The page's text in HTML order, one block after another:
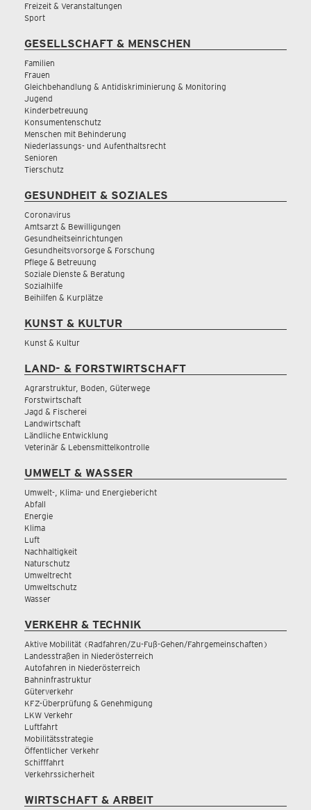
Freizeit & Veranstaltungen
Sport
GESELLSCHAFT & MENSCHEN
Familien
Frauen
Gleichbehandlung & Antidiskriminierung & Monitoring
Jugend
Kinderbetreuung
Konsumentenschutz
Menschen mit Behinderung
Niederlassungs- und Aufenthaltsrecht
Senioren
Tierschutz
GESUNDHEIT & SOZIALES
Coronavirus
Amtsarzt & Bewilligungen
Gesundheitseinrichtungen
Gesundheitsvorsorge & Forschung
Pflege & Betreuung
Soziale Dienste & Beratung
Sozialhilfe
Beihilfen & Kurplätze
KUNST & KULTUR
Kunst & Kultur
LAND- & FORSTWIRTSCHAFT
Agrarstruktur, Boden, Güterwege
Forstwirtschaft
Jagd & Fischerei
Landwirtschaft
Ländliche Entwicklung
Veterinär & Lebensmittelkontrolle
UMWELT & WASSER
Umwelt-, Klima- und Energiebericht
Abfall
Energie
Klima
Luft
Nachhaltigkeit
Naturschutz
Umweltrecht
Umweltschutz
Wasser
VERKEHR & TECHNIK
Aktive Mobilität (Radfahren/Zu-Fuß-Gehen/Fahrgemeinschaften)
Landesstraßen in Niederösterreich
Autofahren in Niederösterreich
Bahninfrastruktur
Güterverkehr
KFZ-Überprüfung & Genehmigung
LKW Verkehr
Luftfahrt
Mobilitätsstrategie
Öffentlicher Verkehr
Schifffahrt
Verkehrssicherheit
WIRTSCHAFT & ARBEIT